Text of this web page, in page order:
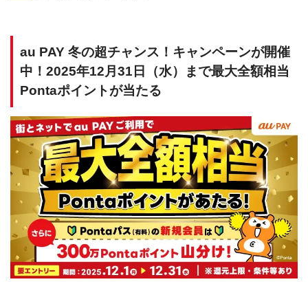
au PAY 冬の超チャンス！キャンペーンが開催
中！2025年12月31日（水）まで最大全額相当
Pontaポイントが当たる